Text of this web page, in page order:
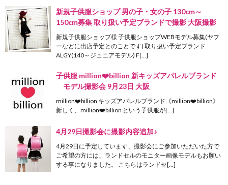
新規子供服ショップ 男の子・女の子 130cm～
150cm募集 取り扱い予定ブランドで撮影 大阪撮影
新規子供服ショップ様 子供服ショップWEBモデル募集(ヤフ
ーなどに出店予定とのことです) 取り扱い予定ブランド
ALGY(140～ジュニアモデル) F[…]
子供服 million❤️billion 新キッズアパレルブランド
モデル撮影会 9月23日 大阪
million❤️billion キッズアパレルブランド《million❤️billion》
新しく、million❤️billion という子供服が[…]
4月29日撮影会に撮影内容追加♪
4月29日に予定しています、撮影会にご参加いただいた方で
ご希望の方には、ランドセルのモニター画像モデルもお願い
する事になりました。 こちらはランドセ[…]